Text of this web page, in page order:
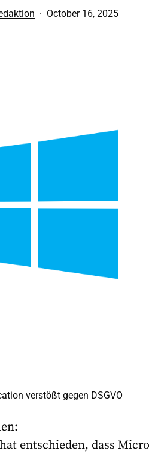
October 16, 2025
verstößt gegen DSGVO
entschieden, dass